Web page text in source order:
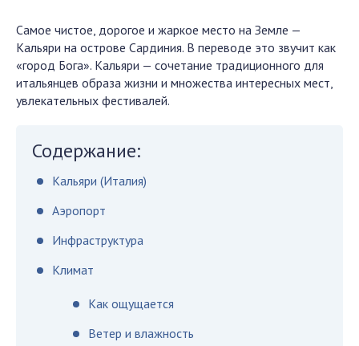
Самое чистое, дорогое и жаркое место на Земле —
Кальяри на острове Сардиния. В переводе это звучит как
«город Бога». Кальяри — сочетание традиционного для
итальянцев образа жизни и множества интересных мест,
увлекательных фестивалей.
Содержание:
Кальяри (Италия)
Аэропорт
Инфраструктура
Климат
Как ощущается
Ветер и влажность